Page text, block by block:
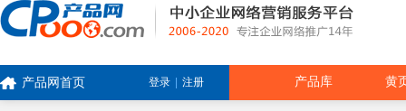
产品网首页 登录 注册 产品库 黄